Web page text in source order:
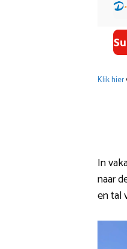
Klik hier
In
naar
en tal